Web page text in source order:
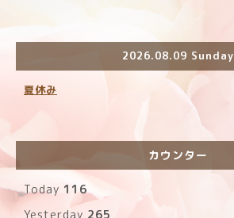
2026.08.09 Sunday
夏休み
カウンター
Today 116
Yesterday 265